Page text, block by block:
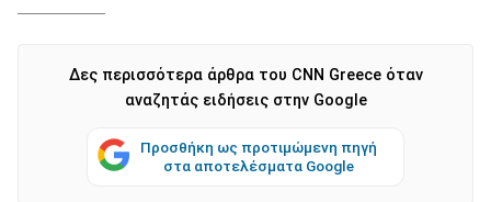
Δες περισσότερα άρθρα του CNN Greece όταν
αναζητάς ειδήσεις στην Google
Προσθήκη ως προτιμώμενη πηγή
στα αποτελέσματα Google